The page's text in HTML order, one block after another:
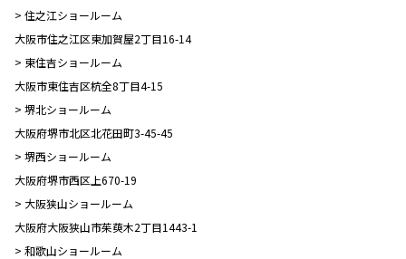
> 住之江ショールーム
大阪市住之江区東加賀屋2丁目16-14
> 東住吉ショールーム
大阪市東住吉区杭全8丁目4-15
> 堺北ショールーム
大阪府堺市北区北花田町3-45-45
> 堺西ショールーム
大阪府堺市西区上670-19
> 大阪狭山ショールーム
大阪府大阪狭山市茱萸木2丁目1443-1
> 和歌山ショールーム